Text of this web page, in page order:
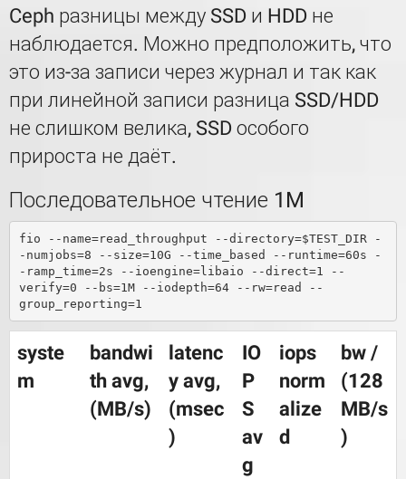
Ceph разницы между SSD и HDD не
наблюдается. Можно предположить, что
это из-за записи через журнал и так как
при линейной записи разница SSD/HDD
не слишком велика, SSD особого
прироста не даёт.
Последовательное чтение 1M
fio --name=read_throughput --directory=$TEST_DIR -
-numjobs=8 --size=10G --time_based --runtime=60s -
-ramp_time=2s --ioengine=libaio --direct=1 --
verify=0 --bs=1M --iodepth=64 --rw=read --
syste
m
bandwi
th avg,
(MB/s)
latenc
y avg,
(msec
)
IO
P
S
av
g
iops
norm
alize
d
bw /
(128
MB/s
)